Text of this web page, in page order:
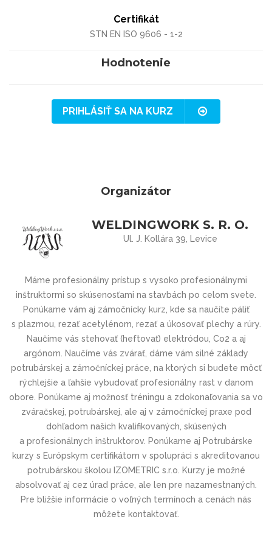
Certifikát
STN EN ISO 9606 - 1-2
Hodnotenie
PRIHLÁSIŤ SA NA KURZ
Organizátor
WELDINGWORK S. R. O.
Ul. J. Kollára 39, Levice
Máme profesionálny prístup s vysoko profesionálnymi
inštruktormi so skúsenosťami na stavbách po celom svete.
Ponúkame vám aj zámočnícky kurz, kde sa naučíte páliť
s plazmou, rezať acetylénom, rezať a úkosovať plechy a rúry.
Naučíme vás stehovať (heftovať) elektródou, Co2 a aj
argónom. Naučíme vás zvárať, dáme vám silné základy
potrubárskej a zámočníckej práce, na ktorých si budete môcť
rýchlejšie a ľahšie vybudovať profesionálny rast v danom
obore. Ponúkame aj možnosť tréningu a zdokonaľovania sa vo
zváračskej, potrubárskej, ale aj v zámočníckej praxe pod
dohľadom našich kvalifikovaných, skúsených
a profesionálnych inštruktorov. Ponúkame aj Potrubárske
kurzy s Európskym certifikátom v spolupráci s akreditovanou
potrubárskou školou IZOMETRIC s.r.o. Kurzy je možné
absolvovať aj cez úrad práce, ale len pre nazamestnaných.
Pre bližšie informácie o voľných termínoch a cenách nás
môžete kontaktovať.